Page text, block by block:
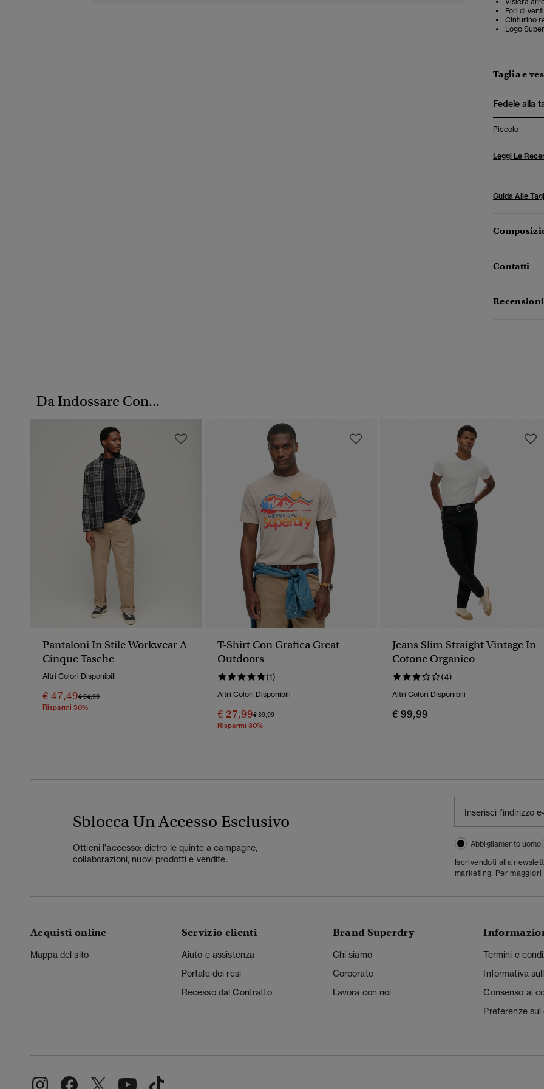
Fori di
Cinturino
Logo
Taglia e
Fedele alla
Piccolo
Leggi Le
Guida Alle
Contatti
Da Indossare Con...
Pantaloni In Stile Workwear A
Cinque Tasche
Altri Colori Disponibili
€ 47,49Prezzo Ridotto Da
€ 94,99A
Risparmi 50%
T-Shirt Con Grafica Great
Outdoors
(1)
Altri Colori Disponibili
€ 27,99Prezzo Ridotto Da
€ 39,99A
Risparmi 30%
Jeans Slim Straight Vintage In
Cotone Organico
(4)
Altri Colori Disponibili
€ 99,99
Sblocca Un Accesso Esclusivo
Ottieni l'accesso: dietro le quinte a campagne,
collaborazioni, nuovi prodotti e vendite.
Abbigliamento uomo
Iscrivendoti alla
marketing. Per
Acquisti online
Mappa del sito
Servizio clienti
Aiuto e assistenza
Portale dei resi
Recesso dal Contratto
Brand Superdry
Chi siamo
Corporate
Lavora con noi
Termini e
Informativa
Consenso ai
Preferenze